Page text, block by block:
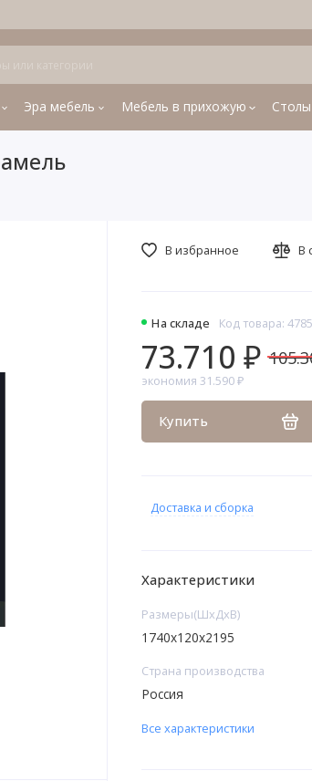
Эра мебель Мебель в прихожую Столы
На складе Код товара: 4785
73.710 ₽
экономия 31.590 ₽
Купить
В избранное В
Доставка и сборка
Характеристики
Размеры(ШхДхВ)
1740х120х2195
Страна производства
Россия
Все характеристики